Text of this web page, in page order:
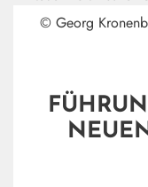
© Georg